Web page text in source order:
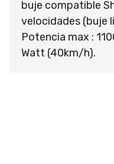
buje compatible
velocidades (buje
Potencia max :
Watt (40km/h).